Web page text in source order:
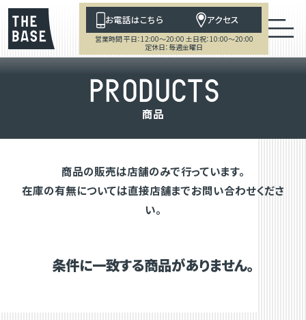
お電話はこちら アクセス
営業時間 平日：12:00～20:00 土日祝：10:00～20:00
定休日：毎週金曜日
PRODUCTS
商品
商品の販売は店舗のみで行っています。
在庫の有無については直接店舗までお問い合わせくださ
い。
条件に一致する商品がありません。